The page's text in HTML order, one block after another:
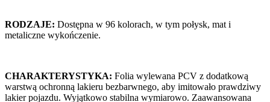
RODZAJE: Dostępna w 96 kolorach, w tym połysk, mat i
metaliczne wykończenie.
CHARAKTERYSTYKA: Folia wylewana PCV z dodatkową
warstwą ochronną lakieru bezbarwnego, aby imitowało prawdziwy
lakier pojazdu. Wyjątkowo stabilna wymiarowo. Zaawansowana